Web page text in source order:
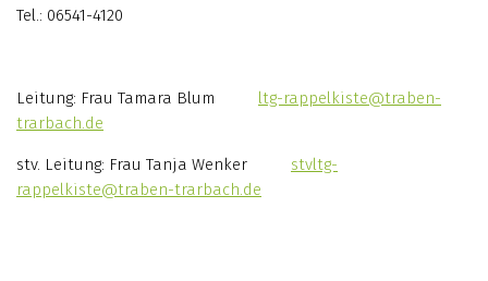
Tel.: 06541-4120
Leitung: Frau Tamara Blum ltg-rappelkiste@traben-
trarbach.de
stv. Leitung: Frau Tanja Wenker stvltg-
rappelkiste@traben-trarbach.de